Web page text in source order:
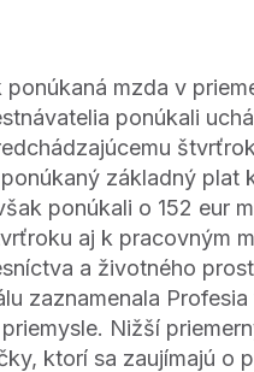
mzda v
ponúkali
základný plat
ponúkali o 152 eur
aj k pracovným
a životného
zaznamenala
Nižší
ktorí sa zaujímajú o